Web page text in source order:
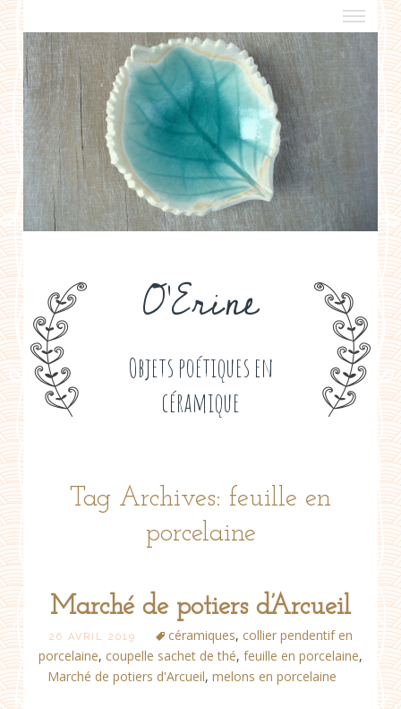
O'Erine
Objets poétiques en
céramique
a propos
boutiques de créateurs
contact
politique de confidentialité
Tag Archives: feuille en
porcelaine
Marché de potiers d’Arcueil
26 AVRIL 2019 céramiques, collier pendentif en
porcelaine, coupelle sachet de thé, feuille en porcelaine,
Marché de potiers d'Arcueil, melons en porcelaine